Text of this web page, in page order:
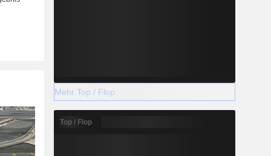
Mehr Top / Flop
Top / Flop